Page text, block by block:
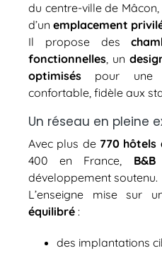
du centre-ville de
d’un emplacement
Il propose des
fonctionnelles, un
optimiséspour une
confortable, fidèle aux
Un réseau en pleine
Avec plus de 770 hôtels
400 en France, B&B
développement soutenu.
L’enseigne mise sur
équilibré:
des implantations